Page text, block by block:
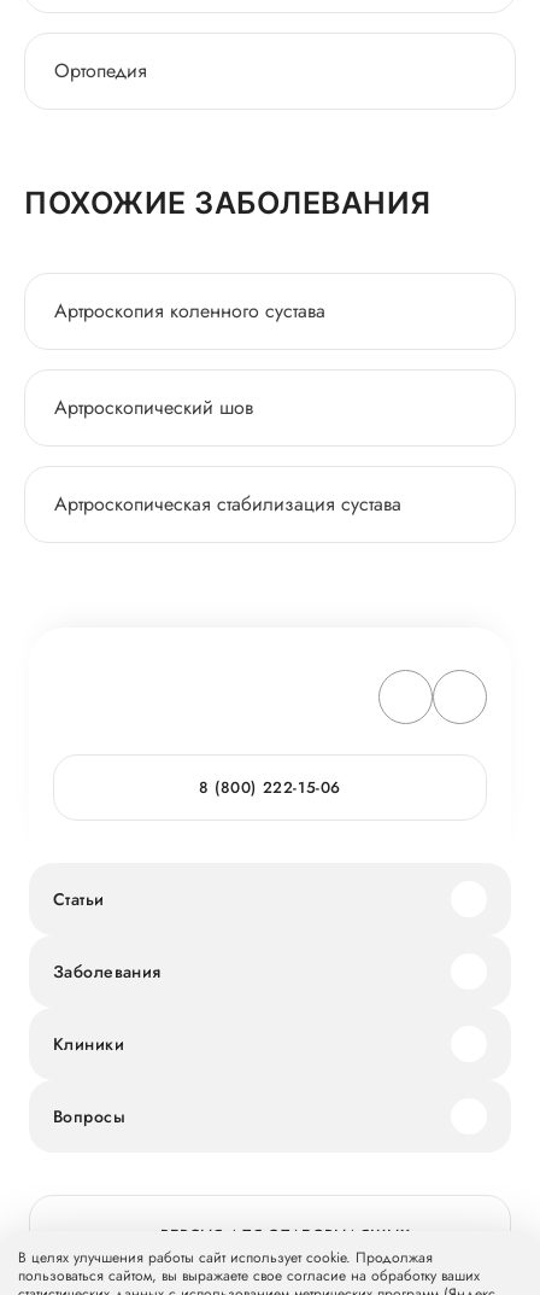
Ортопедия
ПОХОЖИЕ ЗАБОЛЕВАНИЯ
Артроскопия коленного сустава
Артроскопический шов
Артроскопическая стабилизация сустава
8 (800) 222-15-06
Статьи
Заболевания
Клиники
Вопросы
ВЕРСИЯ ДЛЯ СЛАБОВИДЯЩИХ
В целях улучшения работы сайт использует cookie. Продолжая
пользоваться сайтом, вы выражаете свое согласие на обработку ваших